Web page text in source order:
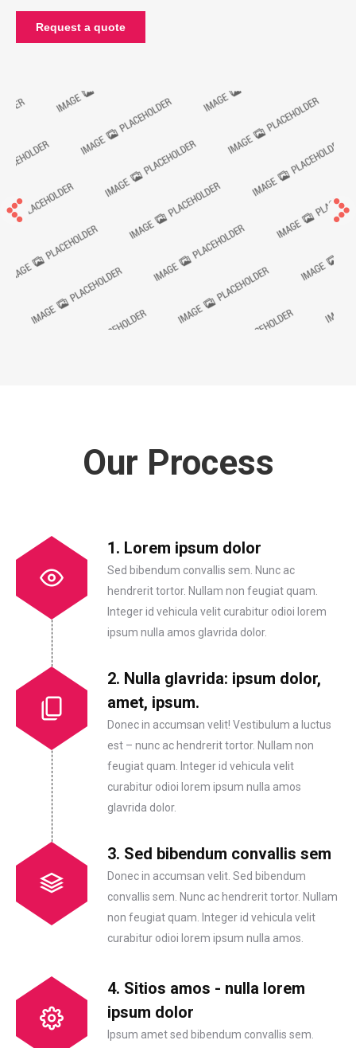
Request a quote
Our Process
1. Lorem ipsum dolor
Sed bibendum convallis sem. Nunc ac
hendrerit tortor. Nullam non feugiat quam.
Integer id vehicula velit curabitur odioi lorem
ipsum nulla amos glavrida dolor.
2. Nulla glavrida: ipsum dolor,
amet, ipsum.
Donec in accumsan velit! Vestibulum a luctus
est – nunc ac hendrerit tortor. Nullam non
feugiat quam. Integer id vehicula velit
curabitur odioi lorem ipsum nulla amos
glavrida dolor.
3. Sed bibendum convallis sem
Donec in accumsan velit. Sed bibendum
convallis sem. Nunc ac hendrerit tortor. Nullam
non feugiat quam. Integer id vehicula velit
curabitur odioi lorem ipsum nulla amos.
4. Sitios amos - nulla lorem
ipsum dolor
Ipsum amet sed bibendum convallis sem.